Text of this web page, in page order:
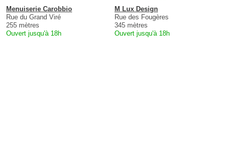
Menuiserie Carobbio
Rue du Grand Viré
255 mètres
Ouvert jusqu'à 18h
M Lux Design
Rue des Fougères
345 mètres
Ouvert jusqu'à 18h